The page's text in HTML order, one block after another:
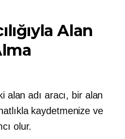
Alan
alan adı aracı, bir alan
kaydetmenize ve
olur.